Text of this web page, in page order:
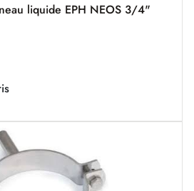
liquide EPH NEOS 3/4"